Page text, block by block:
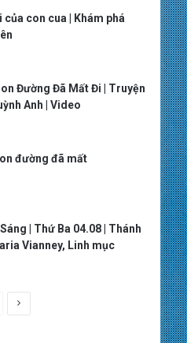
của con cua | Khám phá
Đường Đã Mất Đi | Truyện
Anh | Video
đường đã mất
| Thứ Ba 04.08 | Thánh
Vianney, Linh mục